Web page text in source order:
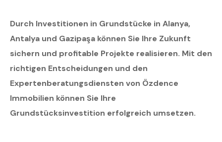
Durch Investitionen in Grundstücke in Alanya,
Antalya und Gazipaşa können Sie Ihre Zukunft
sichern und profitable Projekte realisieren. Mit den
richtigen Entscheidungen und den
Expertenberatungsdiensten von Özdence
Immobilien können Sie Ihre
Grundstücksinvestition erfolgreich umsetzen.